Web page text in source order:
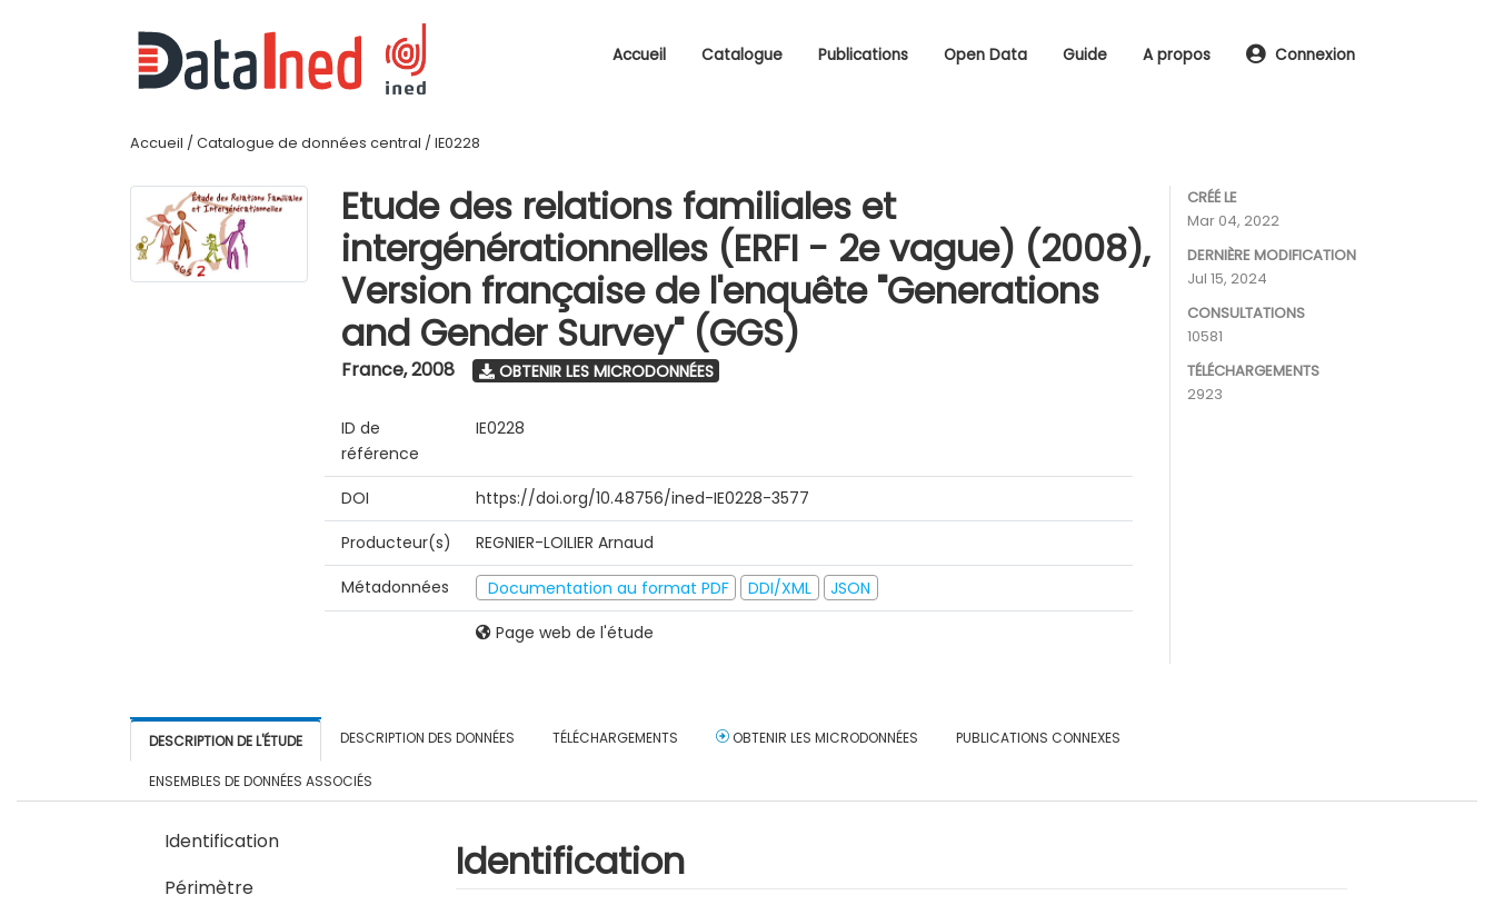
Accueil Catalogue Publications Open Data Guide A propos Connexion
Accueil / Catalogue de données central / IE0228
Etude des relations familiales et
intergénérationnelles (ERFI - 2e vague) (2008),
Version française de l'enquête "Generations
and Gender Survey" (GGS)
France,2008 OBTENIR LES MICRODONNÉES
ID de
référence
IE0228
DOI
https://doi.org/10.48756/ined-IE0228-3577
Producteur(s)
REGNIER-LOILIER Arnaud
Métadonnées
Documentation au format PDF DDI/XML
JSON
Page web de l'étude
CRÉÉ LE
Mar 04, 2022
DERNIÈRE MODIFICATION
Jul 15, 2024
CONSULTATIONS
10581
TÉLÉCHARGEMENTS
2923
DESCRIPTION DE L'ÉTUDE DESCRIPTION DES DONNÉES TÉLÉCHARGEMENTS OBTENIR LES MICRODONNÉES PUBLICATIONS CONNEXES
ENSEMBLES DE DONNÉES ASSOCIÉS
Identification
Périmètre
Identification